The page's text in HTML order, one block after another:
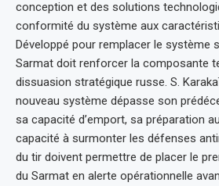
conception et des solutions
conformité du système aux
Développé pour remplacer le système
Sarmat doit renforcer la composante
dissuasion stratégique russe. S.
nouveau système dépasse son
sa capacité d’emport, sa préparation
capacité à surmonter les défenses
du tir doivent permettre de placer le
du Sarmat en alerte opérationnelle